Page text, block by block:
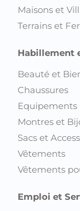
Maisons et
Terrains et
Habillement
Beauté et
Chaussures
Montres et
Sacs et
Vêtements
Vêtements
Emploi et